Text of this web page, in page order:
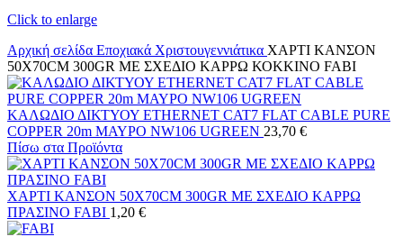
Click to enlarge
Αρχική σελίδα Εποχιακά Χριστουγεννιάτικα ΧΑΡΤΙ ΚΑΝΣΟΝ
50X70CM 300GR ΜΕ ΣΧΕΔΙΟ ΚΑΡΡΩ ΚΟΚΚΙΝΟ FABI
ΚΑΛΩΔΙΟ ΔΙΚΤΥΟΥ ETHERNET CAT7 FLAT CABLE PURE
COPPER 20m ΜΑΥΡΟ NW106 UGREEN 23,70 €
Πίσω στα Προϊόντα
ΧΑΡΤΙ ΚΑΝΣΟΝ 50X70CM 300GR ΜΕ ΣΧΕΔΙΟ ΚΑΡΡΩ
ΠΡΑΣΙΝΟ FABI 1,20 €